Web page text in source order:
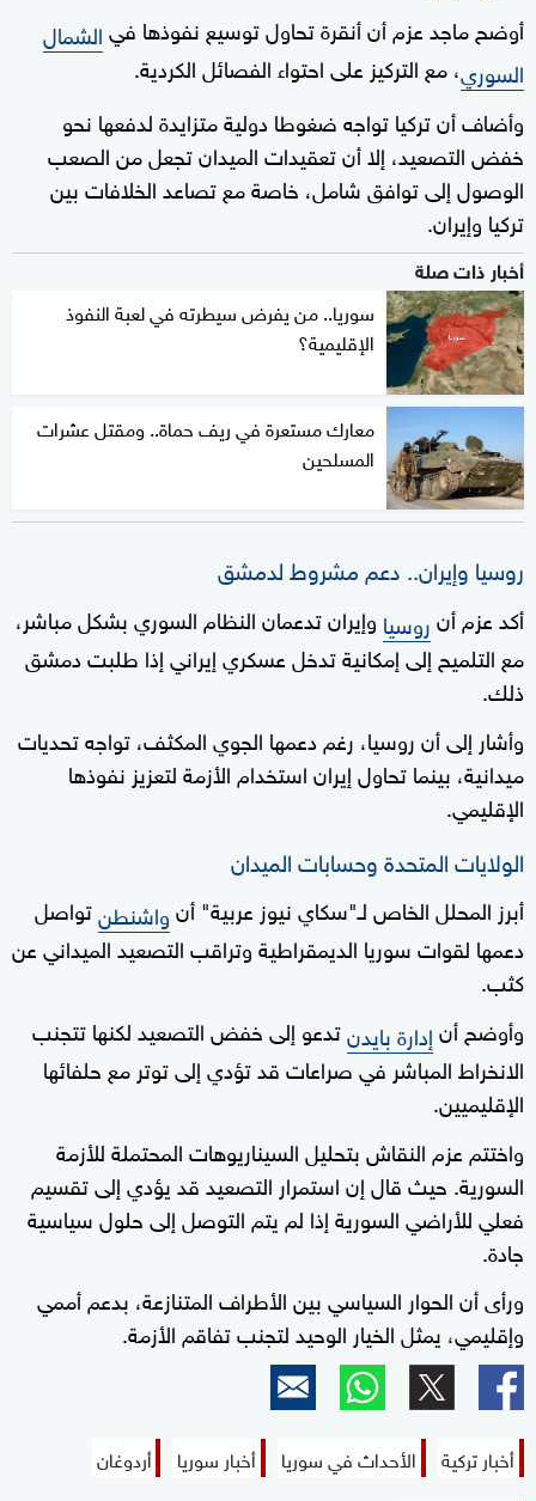
أوضح ماجد عزم أن أنقرة تحاول توسيع نفوذها فيالشمال
السوري، مع التركيز على احتواء الفصائل الكردية.
وأضاف أن تركيا تواجه ضغوطا دولية متزايدة لدفعها نحو
خفض التصعيد، إلا أن تعقيدات الميدان تجعل من الصعب
الوصول إلى توافق شامل، خاصة مع تصاعد الخلافات بين
تركيا وإيران.
أخبار ذات صلة
سوريا.. من يفرض سيطرته في لعبة النفوذ
الإقليمية؟
معارك مستعرة في ريف حماة.. ومقتل عشرات
المسلحين
روسيا وإيران.. دعم مشروط لدمشق
أكد عزم أنروسيا وإيران تدعمان النظام السوري بشكل مباشر،
مع التلميح إلى إمكانية تدخل عسكري إيراني إذا طلبت دمشق
ذلك.
وأشار إلى أن روسيا، رغم دعمها الجوي المكثف، تواجه تحديات
ميدانية، بينما تحاول إيران استخدام الأزمة لتعزيز نفوذها
الإقليمي.
الولايات المتحدة وحسابات الميدان
أبرز المحلل الخاص لـ"سكاي نيوز عربية" أنواشنطنتواصل
دعمها لقوات سوريا الديمقراطية وتراقب التصعيد الميداني عن
كثب.
وأوضح أنإدارة بايدنتدعو إلى خفض التصعيد لكنها تتجنب
الانخراط المباشر في صراعات قد تؤدي إلى توتر مع حلفائها
الإقليميين.
واختتم عزم النقاش بتحليل السيناريوهات المحتملة للأزمة
السورية. حيث قال إن استمرار التصعيد قد يؤدي إلى تقسيم
فعلي للأراضي السورية إذا لم يتم التوصل إلى حلول سياسية
جادة.
ورأى أن الحوار السياسي بين الأطراف المتنازعة، بدعم أممي
وإقليمي، يمثل الخيار الوحيد لتجنب تفاقم الأزمة.
أخبار تركية الأحداث في سوريا أخبار سوريا
أردوغان